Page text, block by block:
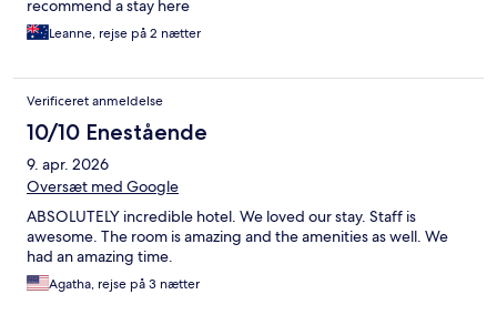
recommend a stay here
Leanne, rejse på 2 nætter
Verificeret anmeldelse
10/10 Enestående
9. apr. 2026
Oversæt med Google
ABSOLUTELY incredible hotel. We loved our stay. Staff is
awesome. The room is amazing and the amenities as well. We
had an amazing time.
Agatha, rejse på 3 nætter